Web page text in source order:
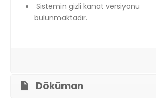
Sistemin gizli kanat versiyonu
bulunmaktadır.
Döküman